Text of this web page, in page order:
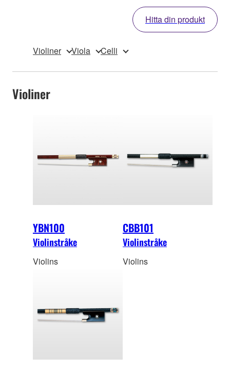
Hitta din produkt
Violiner Viola Celli
Violiner
YBN100
Violinstråke
Violins
CBB101
Violinstråke
Violins